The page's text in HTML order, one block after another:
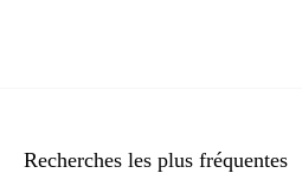
Recherches les plus fréquentes